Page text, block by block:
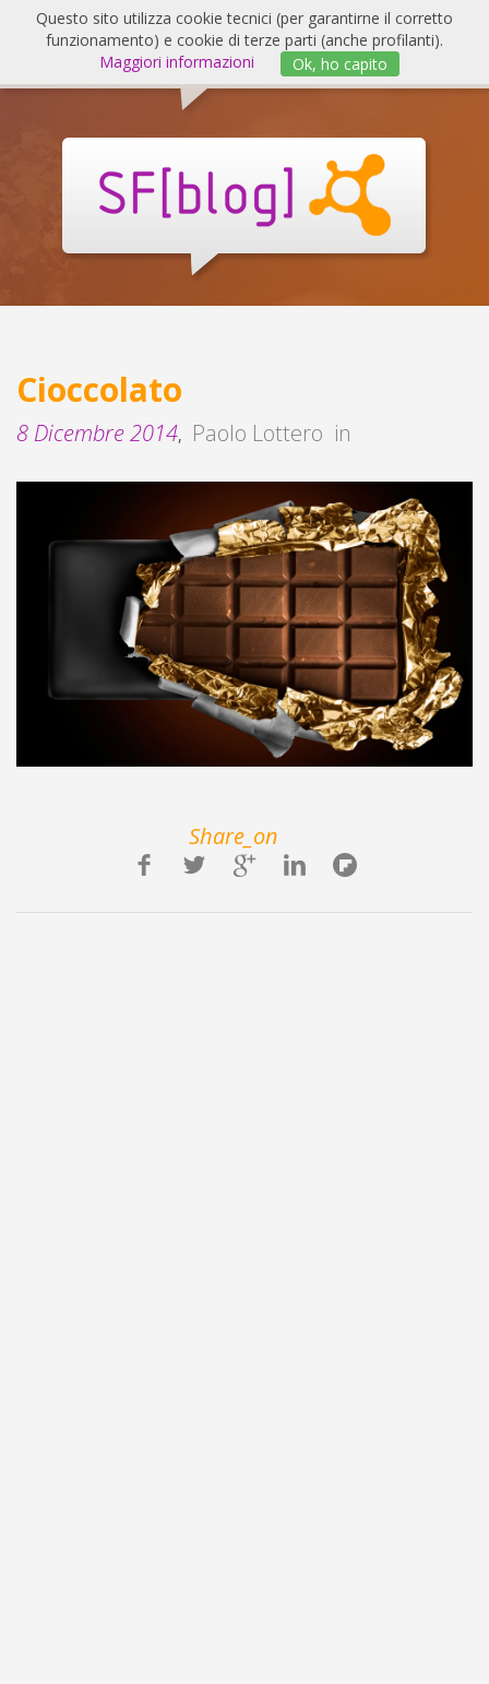
Salta
contenuto
Blog
Cioccolato
8 Dicembre 2014, Paolo Lottero in
Share_on
Questo sito utilizza cookie tecnici (per garantirne il corretto
funzionamento) e cookie di terze parti (anche profilanti).
Maggiori informazioni
Ok, ho capito